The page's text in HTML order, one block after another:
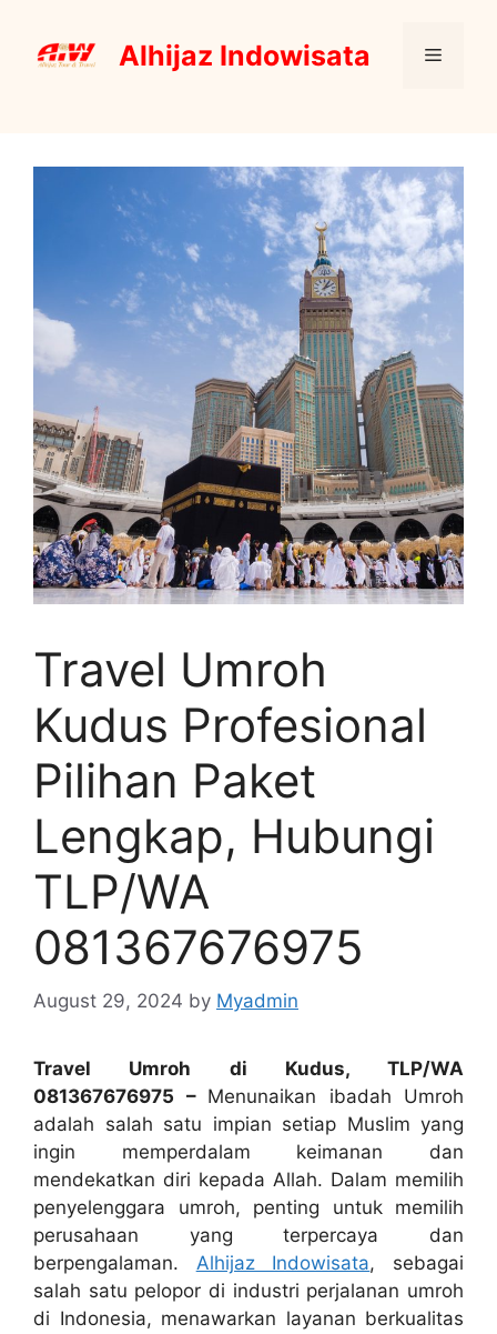
content
Alhijaz Indowisata Menu
Travel Umroh
Kudus Profesional
Pilihan Paket
Lengkap, Hubungi
TLP/WA
081367676975
August 29, 2024 by Myadmin
Travel Umroh di Kudus, TLP/WA
081367676975 – Menunaikan ibadah Umroh
adalah salah satu impian setiap Muslim yang
ingin memperdalam keimanan dan
mendekatkan diri kepada Allah. Dalam memilih
penyelenggara umroh, penting untuk memilih
perusahaan yang terpercaya dan
berpengalaman. Alhijaz Indowisata, sebagai
salah satu pelopor di industri perjalanan umroh
di Indonesia, menawarkan layanan berkualitas